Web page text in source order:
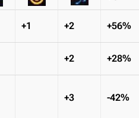
+1 +2 +56%
+2 +28%
+3 -42%